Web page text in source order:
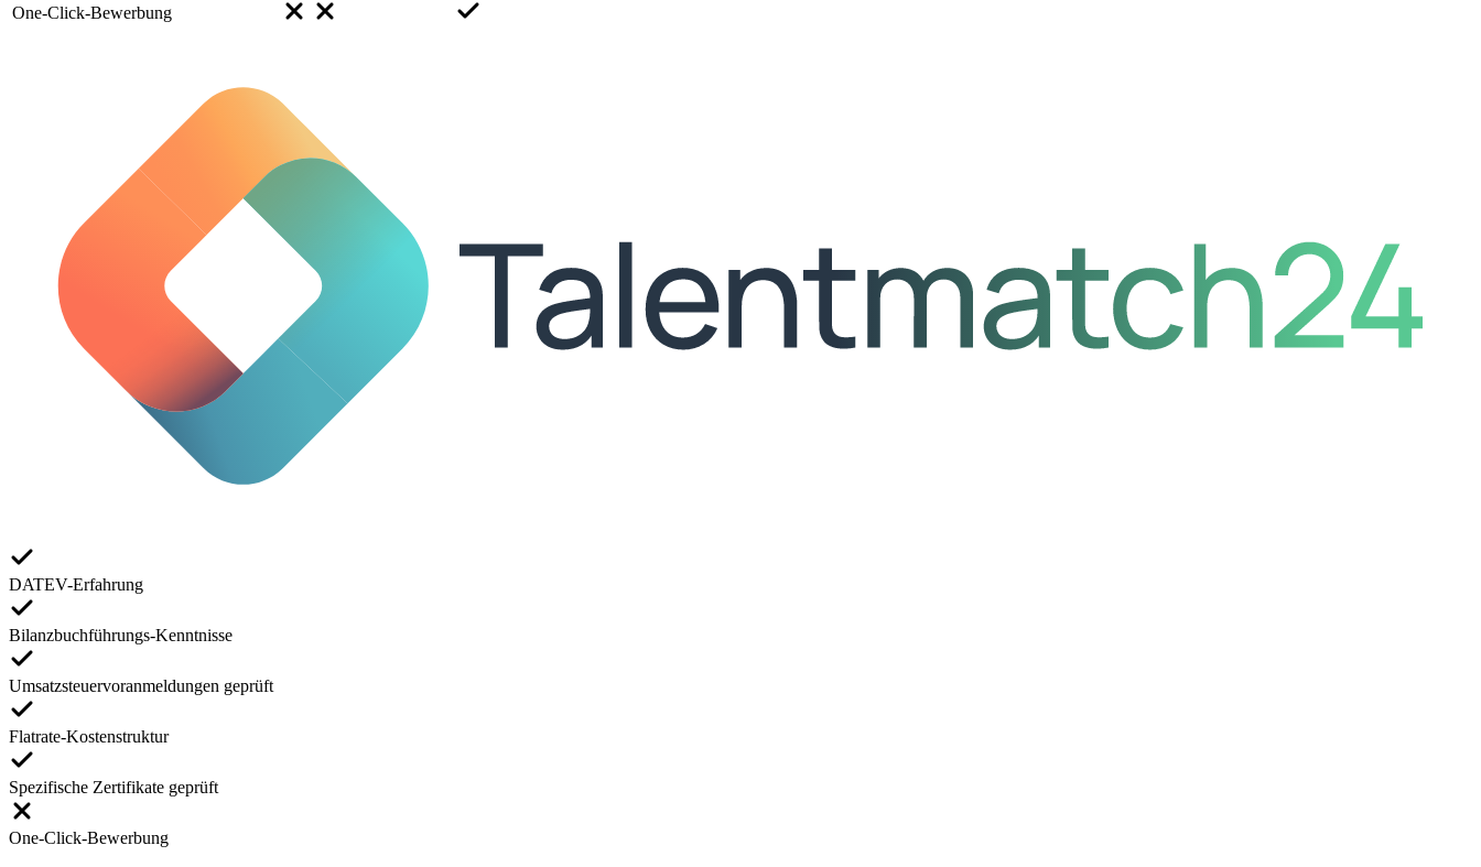
One-Click-Bewerbung
DATEV-Erfahrung
Bilanzbuchführungs-Kenntnisse
Umsatzsteuervoranmeldungen geprüft
Flatrate-Kostenstruktur
Spezifische Zertifikate geprüft
One-Click-Bewerbung